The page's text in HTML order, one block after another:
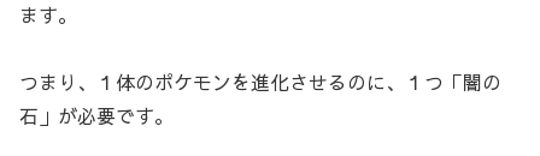
ます。
つまり、１体のポケモンを進化させるのに、１つ「闇の
石」が必要です。